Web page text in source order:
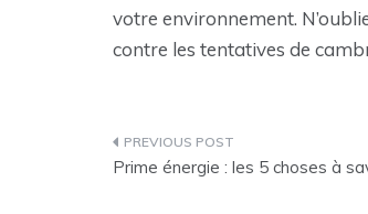
votre environnement.
contre les tentatives de
Navigation
Prime énergie : les 5 choses à